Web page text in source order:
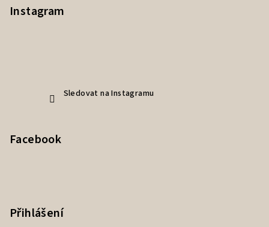
Instagram
Sledovat na Instagramu
Facebook
Přihlášení